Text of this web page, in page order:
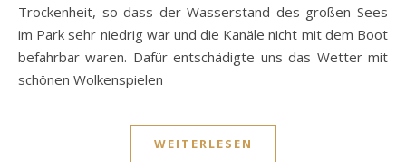
Trockenheit, so dass der Wasserstand des großen Sees
im Park sehr niedrig war und die Kanäle nicht mit dem Boot
befahrbar waren. Dafür entschädigte uns das Wetter mit
schönen Wolkenspielen
WEITERLESEN